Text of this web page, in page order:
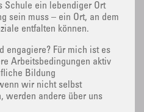
Schule ein lebendiger Ort
sein muss – ein Ort, an dem
entfalten können.
engagiere? Für mich ist es
Arbeitsbedingungen aktiv
Bildung
wir nicht selbst
werden andere über uns